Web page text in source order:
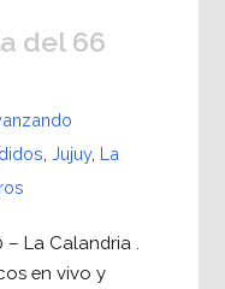
del 66
Jujuy, La
La Calandria .
en vivo y